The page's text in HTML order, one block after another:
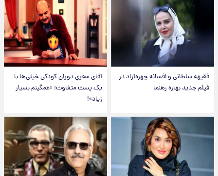
فقیهه سلطانی و افسانه چهره‌آزاد در
فیلم جدید بهاره رهنما
آقای مجریِ دوران کودکی خیلی‌ها با
یک پست متفاوت؛ «غمگینم بسیار
زیاد»!